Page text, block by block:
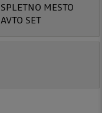
SPLETNO MESTO
AVTO SET